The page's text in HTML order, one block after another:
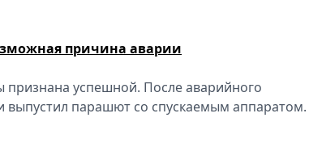
причина аварии
успешной. После аварийного
выпустил парашют со спускаемым аппаратом.